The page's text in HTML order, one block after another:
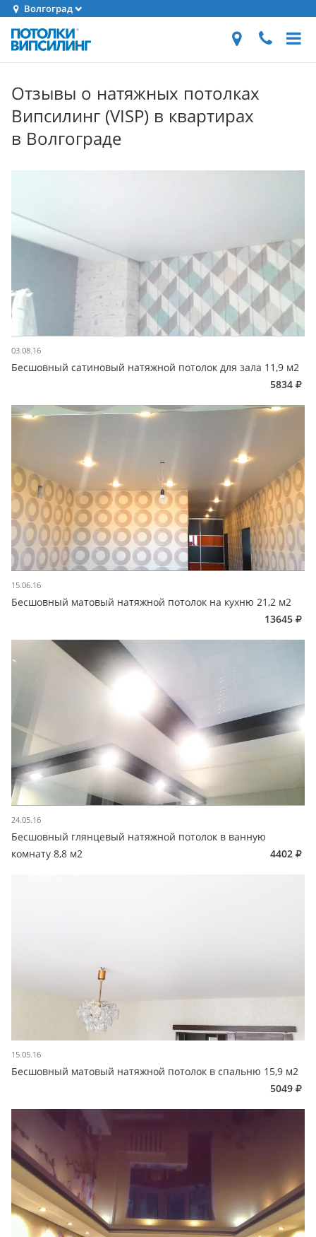
Волгоград
Отзывы о натяжных потолках
Випсилинг (VISP) в квартирах
в Волгограде
03.08.16
Бесшовный сатиновый натяжной потолок для зала 11,9 м2
5834
15.06.16
Бесшовный матовый натяжной потолок на кухню 21,2 м2
13645
24.05.16
Бесшовный глянцевый натяжной потолок в ванную
комнату 8,8 м2
4402
15.05.16
Бесшовный матовый натяжной потолок в спальню 15,9 м2
5049